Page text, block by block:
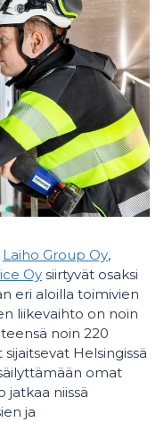
Laiho Group Oy,
Oy siirtyvät osaksi
eri aloilla toimivien
liikevaihto on noin
noin 220
Helsingissä
omat
jatkaa niissä
ja